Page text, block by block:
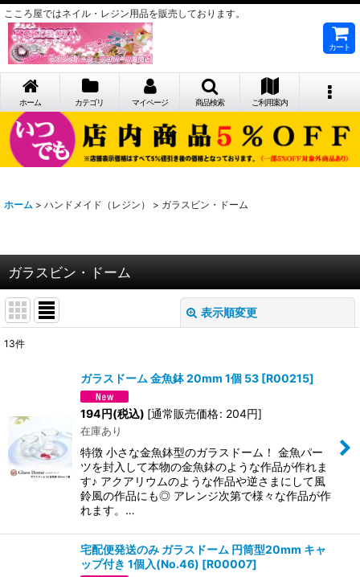
こころ屋ではネイル・レジン用品を販売しております。
カート
ホーム カテゴリ マイページ 商品検索 ご利用案内
ホーム > ハンドメイド（レジン） > ガラスビン・ドーム
ガラスビン・ドーム
表示順変更
絞り込む
13件
ガラスドーム 金魚鉢 20mm 1個 53 [R00215]
194円(税込) [通常販売価格: 204円]
在庫あり
特徴 小さな金魚鉢型のガラスドーム！ 金魚パー
ツを封入して本物の金魚鉢のような作品が作れま
す♪ アクアリウムのような作品や逆さまにして風
鈴風の作品にも◎ アレンジ次第で様々な作品が作
れます。…
宅配便発送のみ ガラスドーム 円筒型20mm キャ
ップ付き 1個入(No.46) [R00007]